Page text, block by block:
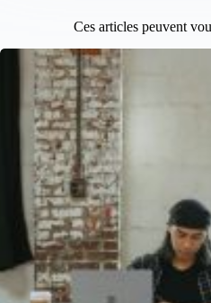
Ces articles peuvent